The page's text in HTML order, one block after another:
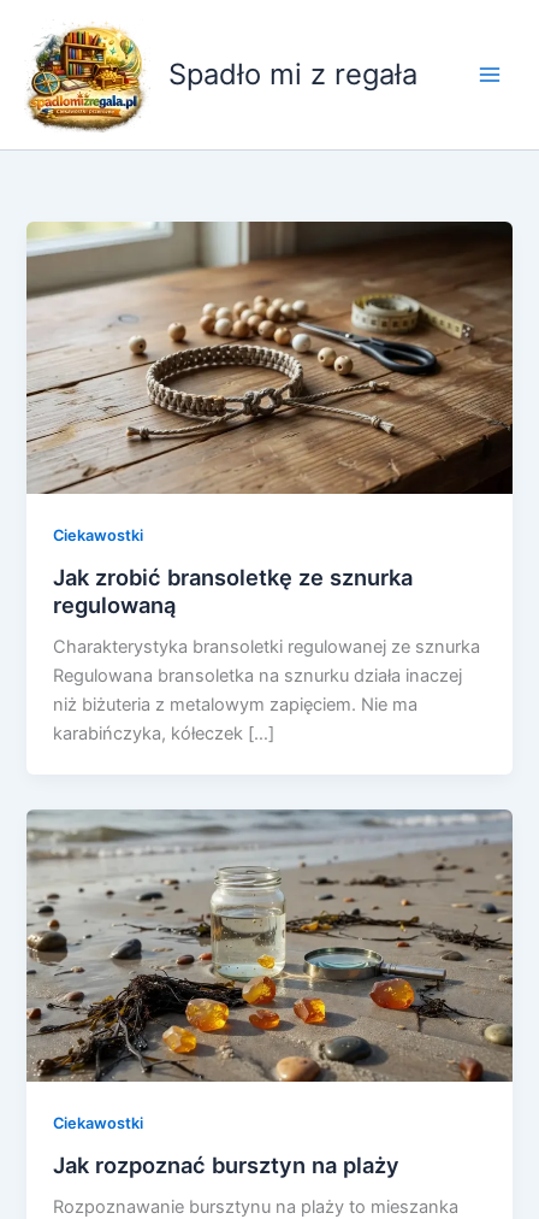
treści
Spadło mi z regała
Ciekawostki
Jak zrobić bransoletkę ze sznurka
regulowaną
Charakterystyka bransoletki regulowanej ze sznurka
Regulowana bransoletka na sznurku działa inaczej
niż biżuteria z metalowym zapięciem. Nie ma
karabińczyka, kółeczek […]
Ciekawostki
Jak rozpoznać bursztyn na plaży
Rozpoznawanie bursztynu na plaży to mieszanka